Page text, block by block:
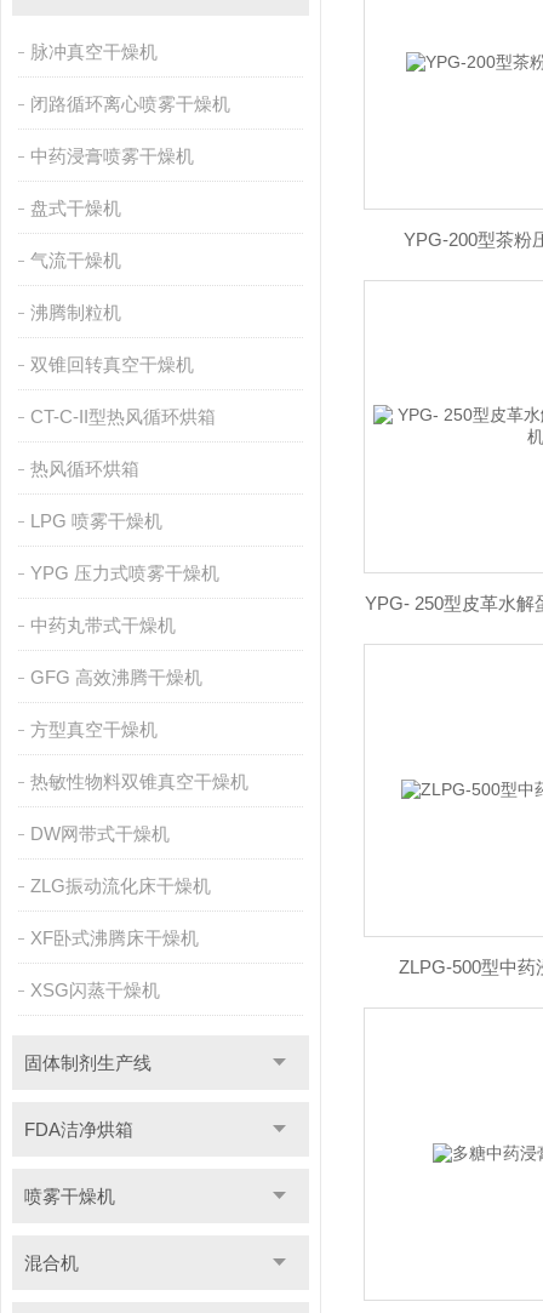
脉冲真空干燥机
闭路循环离心喷雾干燥机
中药浸膏喷雾干燥机
盘式干燥机
气流干燥机
沸腾制粒机
双锥回转真空干燥机
CT-C-II型热风循环烘箱
热风循环烘箱
LPG 喷雾干燥机
YPG 压力式喷雾干燥机
中药丸带式干燥机
GFG 高效沸腾干燥机
方型真空干燥机
热敏性物料双锥真空干燥机
DW网带式干燥机
ZLG振动流化床干燥机
XF卧式沸腾床干燥机
XSG闪蒸干燥机
固体制剂生产线
FDA洁净烘箱
喷雾干燥机
混合机
YPG-200型茶粉
YPG- 250型皮革水解
ZLPG-500型中药